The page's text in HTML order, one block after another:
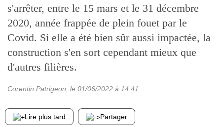
s'arrêter, entre le 15 mars et le 31 décembre
2020, année frappée de plein fouet par le
Covid. Si elle a été bien sûr aussi impactée, la
construction s'en sort cependant mieux que
d'autres filières.
Corentin Patrigeon , le 01/06/2022 à 14:41
Lire plus tard Partager